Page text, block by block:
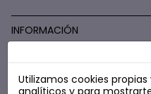
INFORMACIÓN
COSMÉTICA LOW COST
Utilizamos cookies
analíticos y para